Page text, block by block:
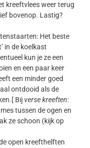
kreeftvlees weer terug
bovenop. Lastig?
Het beste
in de koelkast
kun je ze een
en een paar keer
een minder goed
ontdooid als de
Bijverse kreeften:
tussen de ogen en
ze schoon (kijk op
open kreefthelften